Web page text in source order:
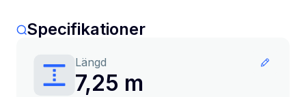
Specifikationer
Längd
7,25 m